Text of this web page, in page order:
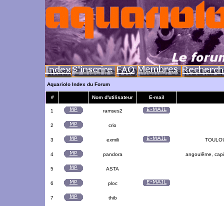
Aquariolo Index du Forum
# Nom d'utilisateur E-mail
1 ramses2
2 crio
3 exmili
4 pandora angoulême,
5 ASTA
6 ploc
7 thib